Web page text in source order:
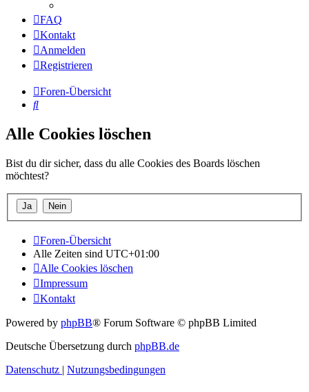
FAQ
Kontakt
Anmelden
Registrieren
Foren-Übersicht
Suche
Alle Cookies löschen
Bist du dir sicher, dass du alle Cookies des Boards löschen
möchtest?
Foren-Übersicht
Alle Zeiten sind UTC+01:00
Alle Cookies löschen
Impressum
Kontakt
Powered by phpBB® Forum Software © phpBB Limited
Deutsche Übersetzung durch phpBB.de
Datenschutz | Nutzungsbedingungen